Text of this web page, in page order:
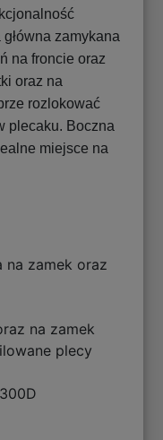
zamykana
na froncie oraz
oraz na
rozlokować
plecaku. Boczna
miejsce na
na zamek oraz
na zamek
plecy